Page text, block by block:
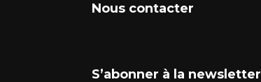
Nous contacter
S’abonner à la newsletter